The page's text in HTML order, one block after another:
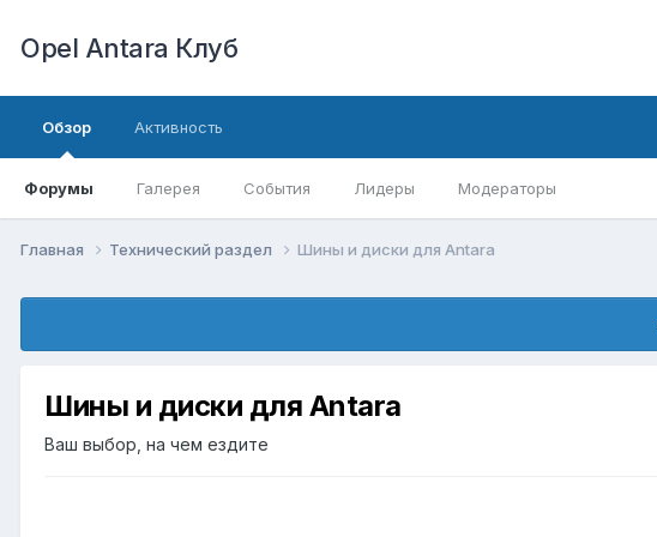
Opel Antara Клуб
Обзор
Форумы Галерея События Лидеры Модераторы
Активность
Главная Технический раздел Шины и диски для Antara
Шины и диски для Antara
Ваш выбор, на чем ездите